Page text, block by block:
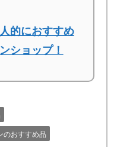
的におすすめ
ショップ！
のおすすめ品